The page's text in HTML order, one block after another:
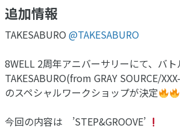
追加情報
TAKESABURO @TAKESABURO
8WELL 2周年アニバーサリーにて、バ
TAKESABURO(from GRAY SOURCE/
のスペシャルワークショップが決定
今回の内容は ’STEP&GROOVE’